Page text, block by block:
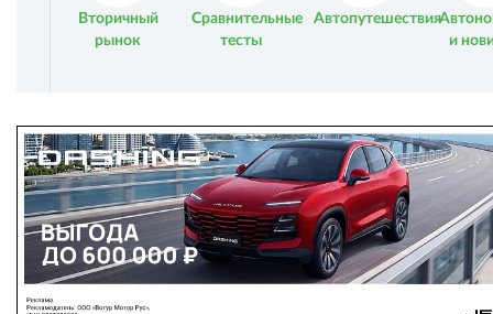
Вторичный
рынок
Сравнительные
тесты
Автопутешествия
и